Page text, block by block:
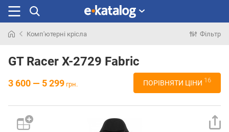
раніше
Комп'ютерні крісла Фільтр
GT Racer X-2729 Fabric
3 600 — 5 299 грн. ПОРІВНЯТИ ЦІНИ 16